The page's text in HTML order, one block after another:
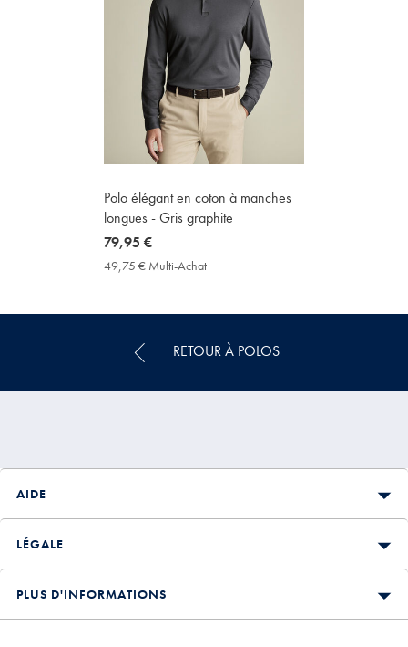
Polo élégant en coton à manches
longues - Gris graphite
now
79,95
79,95 €
49,75 € Multi-Achat
Achat
RETOUR À POLOS
AIDE
LÉGALE
PLUS D'INFORMATIONS